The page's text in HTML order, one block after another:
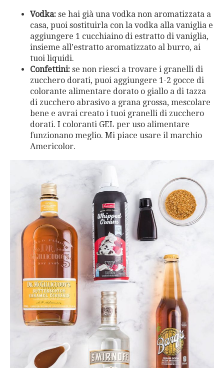
Vodka: se hai già una vodka non aromatizzata a
casa, puoi sostituirla con la vodka alla vaniglia e
aggiungere 1 cucchiaino di estratto di vaniglia,
insieme all’estratto aromatizzato al burro, ai
tuoi liquidi.
Confettini: se non riesci a trovare i granelli di
zucchero dorati, puoi aggiungere 1-2 gocce di
colorante alimentare dorato o giallo a di tazza
di zucchero abrasivo a grana grossa, mescolare
bene e avrai creato i tuoi granelli di zucchero
dorati. I coloranti GEL per uso alimentare
funzionano meglio. Mi piace usare il marchio
Americolor.